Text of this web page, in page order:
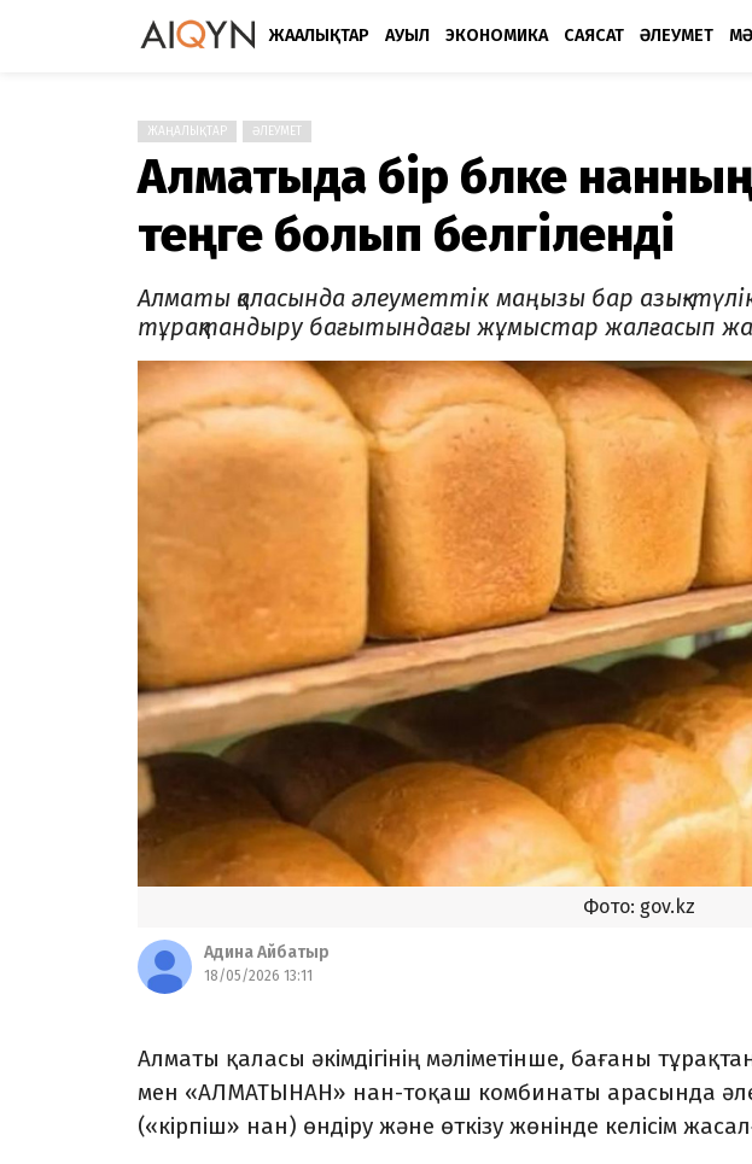
ЖАҢАЛЫҚТАР АУЫЛ ЭКОНОМИКА САЯСАТ ӘЛЕУМЕТ
ЖАҢАЛЫҚТАР ӘЛЕУМЕТ
Алматыда бір бөлке
теңге болып белгіленді
Алматы қаласында әлеуметтік маңызы бар азық-
тұрақтандыру бағытындағы жұмыстар жалғасып
Фото: gov.kz
Адина Айбатыр
18/05/2026 13:11
Алматы қаласы әкімдігінің мәліметінше, бағаны
мен «АЛМАТЫНАН» нан-тоқаш комбинаты арасында
(«кірпіш» нан) өндіру және өткізу жөнінде келісім